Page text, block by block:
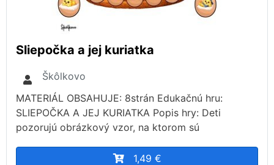
Sliepočka a jej kuriatka
Škôlkovo
MATERIÁL OBSAHUJE: 8strán Edukačnú hru:
SLIEPOČKA A JEJ KURIATKA Popis hry: Deti
pozorujú obrázkový vzor, na ktorom sú
1,49 €